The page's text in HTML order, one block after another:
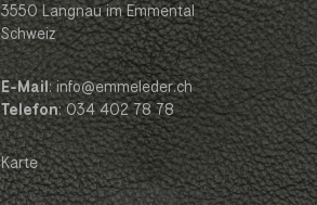
3550 Langnau im Emmental
Schweiz
E-Mail: info@emmeleder.ch
Telefon: 034 402 78 78
Karte